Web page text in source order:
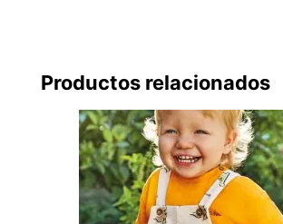
Productos relacionados